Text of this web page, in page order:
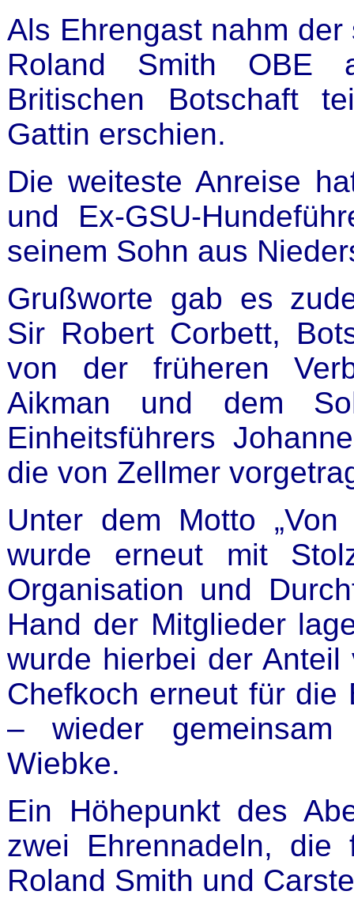
Als Ehrengast nahm
Roland Smith OBE
Britischen Botschaft
Gattin erschien.
Die weiteste Anreise
und Ex-GSU-
seinem Sohn aus
Grußworte gab es
Sir Robert Corbett,
von der früheren
Aikman und dem
Einheitsführers
die von Zellmer
Unter dem Motto „Von
wurde erneut mit
Organisation und
Hand der Mitglieder
wurde hierbei der
Chefkoch erneut für die
– wieder gemeinsam
Wiebke.
Ein Höhepunkt des
zwei Ehrennadeln, die
Roland Smith und